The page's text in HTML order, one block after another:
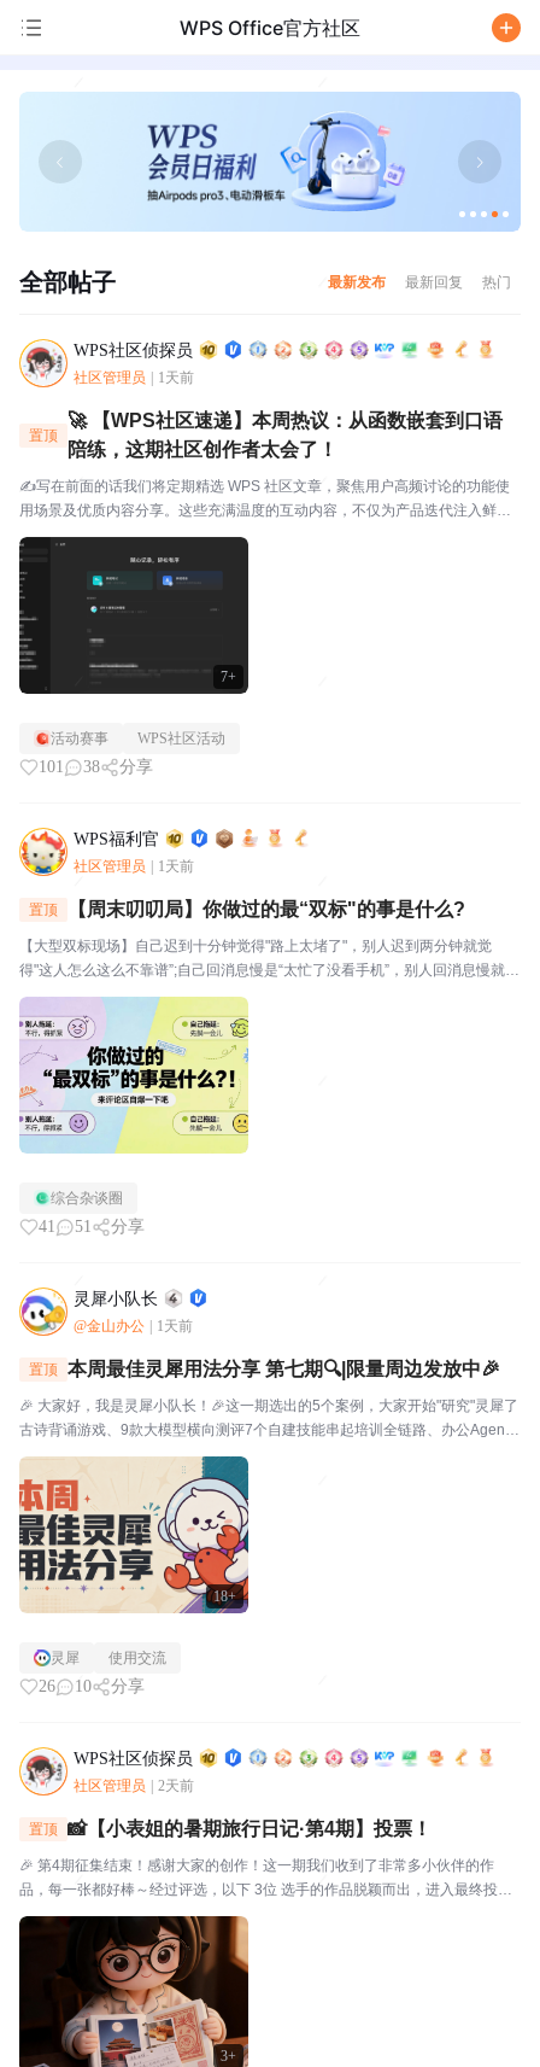
WPS Office官方社区
全部帖子 最新发布 最新回复 热门
WPS社区侦探员
社区管理员 1天前
7+
置顶
🚀 【WPS社区速递】本周热议：从函数嵌套到口语
陪练，这期社区创作者太会了！
✍️写在前面的话我们将定期精选 WPS 社区文章，聚焦用户高频讨论的功能使
用场景及优质内容分享。这些充满温度的互动内容，不仅为产品迭代注入鲜活
灵感，更搭建起官方与用户的双向沟通桥梁，每一份分享都值得被看见与珍
视。⭐关于WPS社区WPS社区（bbs.wps....
活动赛事 WPS社区活动
101 38 分享
WPS福利官
社区管理员 1天前
置顶 【周末叨叨局】你做过的最“双标"的事是什么?
【大型双标现场】自己迟到十分钟觉得"路上太堵了"，别人迟到两分钟就觉
得"这人怎么这么不靠谱”;自己回消息慢是“太忙了没看手机”，别人回消息慢就是
“故意不回我吧”🔥玩法："我对自己___________,但对别人__________。我就
是这么双标。评论区坦...
综合杂谈圈
41 51 分享
灵犀小队长
@金山办公 1天前
18+
置顶 本周最佳灵犀用法分享 第七期🔍|限量周边发放中🎉
🎉 大家好，我是灵犀小队长！🎉这一期选出的5个案例，大家开始"研究"灵犀了
古诗背诵游戏、9款大模型横向测评7个自建技能串起培训全链路、办公Agent
同台对比甚至灵犀还能杀毒查木马一起来看看这一期的硬核实践——👤墨云轩
一句话让灵犀自由发挥，给儿子做了个古诗背...
灵犀 使用交流
26 10 分享
WPS社区侦探员
社区管理员 2天前
3+
置顶 📸【小表姐的暑期旅行日记·第4期】投票！
🎉 第4期征集结束！感谢大家的创作！这一期我们收到了非常多小伙伴的作
品，每一张都好棒～经过评选，以下 3位 选手的作品脱颖而出，进入最终投
票！🗳️ 入选作品🔴作品编号.01：【故宫月色·手帐拾光】创作者：帅羊帅提示
词/思路：小表姐穿着家居装，坐在在家中的书...